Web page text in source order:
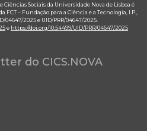
Sociais da Universidade Nova de Lisboa é
– Fundação para a Ciência e a Tecnologia, I.P.,
04647/2025 e UID/PRR/04647/2025.
e https://doi.org/10.54499/UID/PRR/04647/2025
do CICS.NOVA